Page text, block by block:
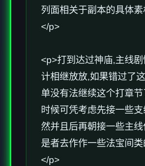
列面相关于副本的具体素
</p>
<p>打到达过神庙,主线
计相继放放,如果错过了
单没有法继续这个打章
时候可凭考虑先接一些支
然并且后再朝接一些主
是者去作作一些法宝间类
</p>